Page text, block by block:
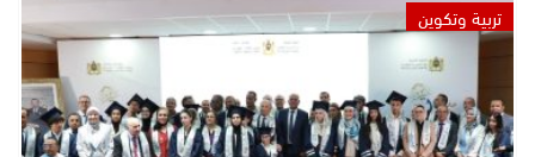
تربية وتكوين